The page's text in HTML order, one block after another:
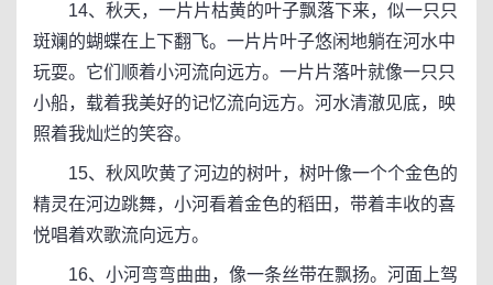
14、秋天，一片片枯黄的叶子飘落下来，似一只只
斑斓的蝴蝶在上下翻飞。一片片叶子悠闲地躺在河水中
玩耍。它们顺着小河流向远方。一片片落叶就像一只只
小船，载着我美好的记忆流向远方。河水清澈见底，映
照着我灿烂的笑容。
15、秋风吹黄了河边的树叶，树叶像一个个金色的
精灵在河边跳舞，小河看着金色的稻田，带着丰收的喜
悦唱着欢歌流向远方。
16、小河弯弯曲曲，像一条丝带在飘扬。河面上驾